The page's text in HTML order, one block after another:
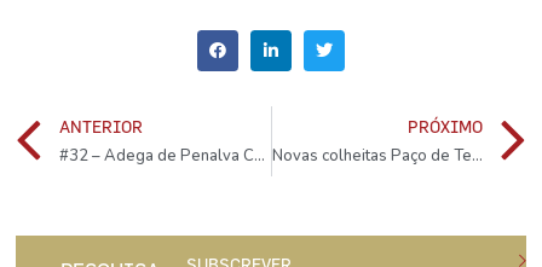
ANTERIOR
#32 – Adega de Penalva Cerceal-Branco 2015
PRÓXIMO
Novas colheitas Paço de Teixeiró invocam a Serra do Marão